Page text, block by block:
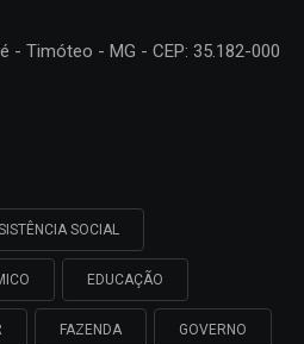
- Timóteo - MG - CEP: 35.182-000
SOCIAL
EDUCAÇÃO
FAZENDA GOVERNO